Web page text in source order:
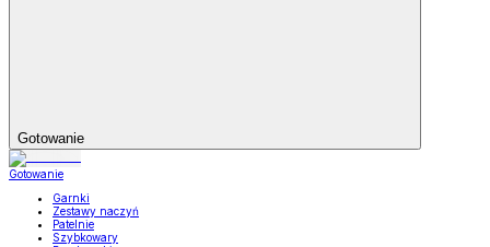
Gotowanie
Gotowanie
Garnki
Zestawy naczyń
Patelnie
Szybkowary